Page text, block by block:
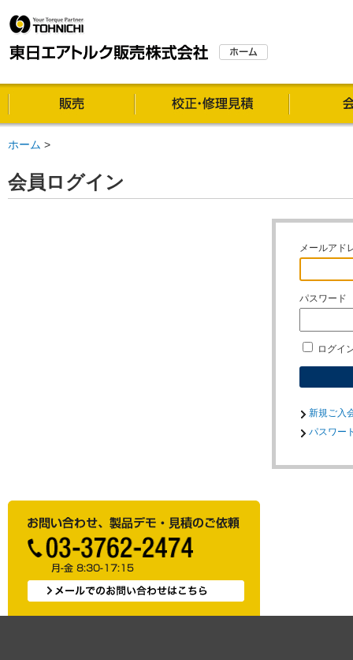
販売 校正・修理
ホーム >
会員ログイン
メールアド
パスワード
ログイ
新規ご入
パスワー